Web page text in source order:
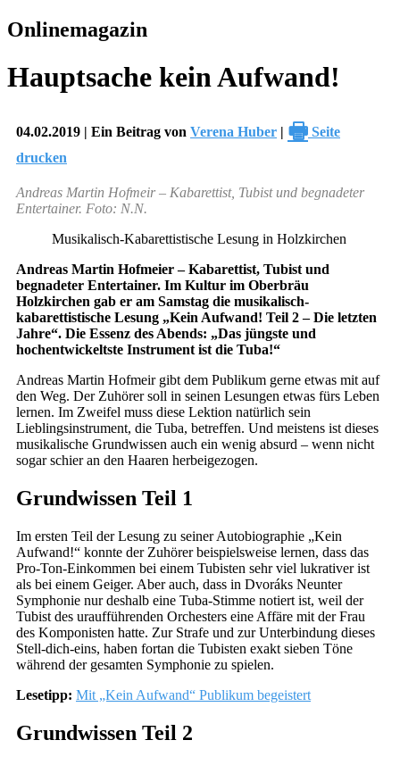
Onlinemagazin
Hauptsache kein Aufwand!
04.02.2019 | Ein Beitrag von Verena Huber | 🖶 Seite
drucken
Andreas Martin Hofmeir – Kabarettist, Tubist und begnadeter
Entertainer. Foto: N.N.
Musikalisch-Kabarettistische Lesung in Holzkirchen
Andreas Martin Hofmeier – Kabarettist, Tubist und
begnadeter Entertainer. Im Kultur im Oberbräu
Holzkirchen gab er am Samstag die musikalisch-
kabarettistische Lesung „Kein Aufwand! Teil 2 – Die letzten
Jahre“. Die Essenz des Abends: „Das jüngste und
hochentwickeltste Instrument ist die Tuba!“
Andreas Martin Hofmeir gibt dem Publikum gerne etwas mit auf
den Weg. Der Zuhörer soll in seinen Lesungen etwas fürs Leben
lernen. Im Zweifel muss diese Lektion natürlich sein
Lieblingsinstrument, die Tuba, betreffen. Und meistens ist dieses
musikalische Grundwissen auch ein wenig absurd – wenn nicht
sogar schier an den Haaren herbeigezogen.
Grundwissen Teil 1
Im ersten Teil der Lesung zu seiner Autobiographie „Kein
Aufwand!“ konnte der Zuhörer beispielsweise lernen, dass das
Pro-Ton-Einkommen bei einem Tubisten sehr viel lukrativer ist
als bei einem Geiger. Aber auch, dass in Dvoráks Neunter
Symphonie nur deshalb eine Tuba-Stimme notiert ist, weil der
Tubist des uraufführenden Orchesters eine Affäre mit der Frau
des Komponisten hatte. Zur Strafe und zur Unterbindung dieses
Stell-dich-eins, haben fortan die Tubisten exakt sieben Töne
während der gesamten Symphonie zu spielen.
Lesetipp: Mit „Kein Aufwand“ Publikum begeistert
Grundwissen Teil 2